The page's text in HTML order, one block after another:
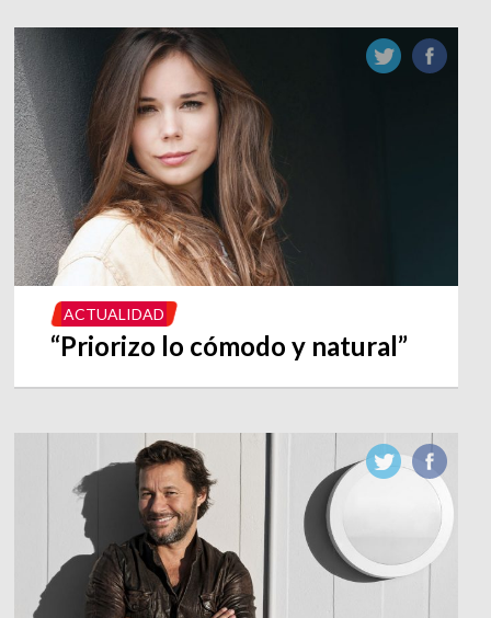
ACTUALIDAD
“Priorizo lo cómodo y natural”